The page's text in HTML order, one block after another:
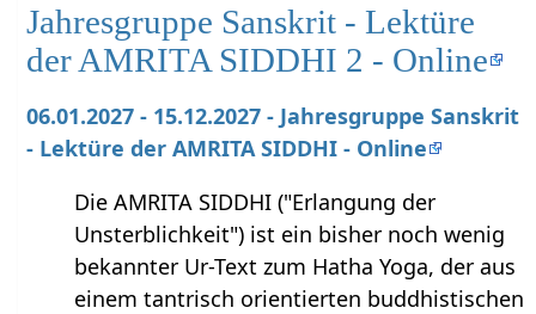
Jahresgruppe Sanskrit - Lektüre
der AMRITA SIDDHI 2 - Online
06.01.2027 - 15.12.2027 - Jahresgruppe Sanskrit
- Lektüre der AMRITA SIDDHI - Online
Die AMRITA SIDDHI ("Erlangung der
Unsterblichkeit") ist ein bisher noch wenig
bekannter Ur-Text zum Hatha Yoga, der aus
einem tantrisch orientierten buddhistischen